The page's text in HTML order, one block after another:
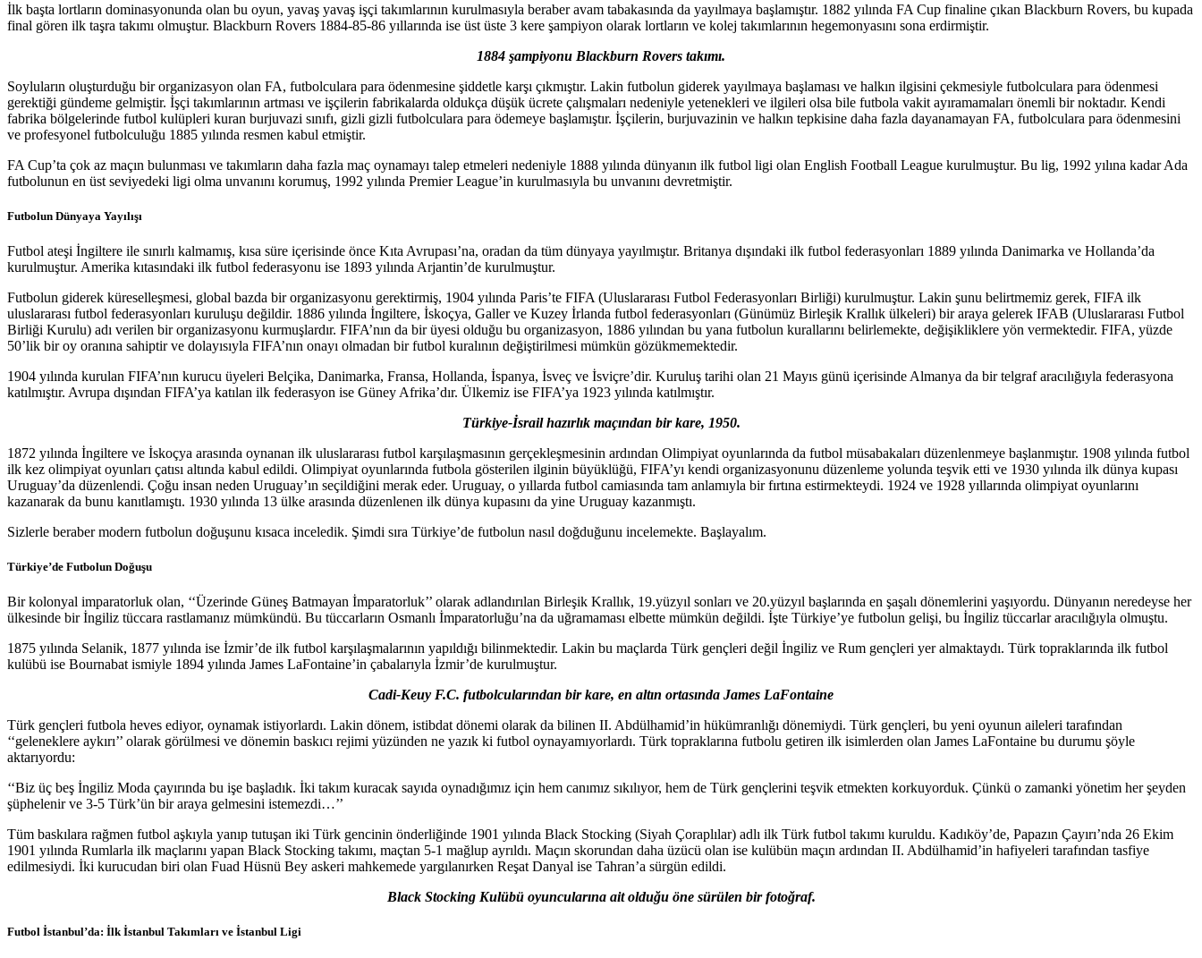
İlk başta lortların dominasyonunda olan bu oyun, yavaş yavaş işçi takımlarının kurulmasıyla beraber avam tabakasında da yayılmaya başlamıştır. 1882 yılında FA Cup finaline çıkan Blackburn Rovers, bu kupada
final gören ilk taşra takımı olmuştur. Blackburn Rovers 1884-85-86 yıllarında ise üst üste 3 kere şampiyon olarak lortların ve kolej takımlarının hegemonyasını sona erdirmiştir.
1884 şampiyonu Blackburn Rovers takımı.
Soyluların oluşturduğu bir organizasyon olan FA, futbolculara para ödenmesine şiddetle karşı çıkmıştır. Lakin futbolun giderek yayılmaya başlaması ve halkın ilgisini çekmesiyle futbolculara para ödenmesi
gerektiği gündeme gelmiştir. İşçi takımlarının artması ve işçilerin fabrikalarda oldukça düşük ücrete çalışmaları nedeniyle yetenekleri ve ilgileri olsa bile futbola vakit ayıramamaları önemli bir noktadır. Kendi
fabrika bölgelerinde futbol kulüpleri kuran burjuvazi sınıfı, gizli gizli futbolculara para ödemeye başlamıştır. İşçilerin, burjuvazinin ve halkın tepkisine daha fazla dayanamayan FA, futbolculara para ödenmesini
ve profesyonel futbolculuğu 1885 yılında resmen kabul etmiştir.
FA Cup’ta çok az maçın bulunması ve takımların daha fazla maç oynamayı talep etmeleri nedeniyle 1888 yılında dünyanın ilk futbol ligi olan English Football League kurulmuştur. Bu lig, 1992 yılına kadar Ada
futbolunun en üst seviyedeki ligi olma unvanını korumuş, 1992 yılında Premier League’in kurulmasıyla bu unvanını devretmiştir.
Futbolun Dünyaya Yayılışı
Futbol ateşi İngiltere ile sınırlı kalmamış, kısa süre içerisinde önce Kıta Avrupası’na, oradan da tüm dünyaya yayılmıştır. Britanya dışındaki ilk futbol federasyonları 1889 yılında Danimarka ve Hollanda’da
kurulmuştur. Amerika kıtasındaki ilk futbol federasyonu ise 1893 yılında Arjantin’de kurulmuştur.
Futbolun giderek küreselleşmesi, global bazda bir organizasyonu gerektirmiş, 1904 yılında Paris’te FIFA (Uluslararası Futbol Federasyonları Birliği) kurulmuştur. Lakin şunu belirtmemiz gerek, FIFA ilk
uluslararası futbol federasyonları kuruluşu değildir. 1886 yılında İngiltere, İskoçya, Galler ve Kuzey İrlanda futbol federasyonları (Günümüz Birleşik Krallık ülkeleri) bir araya gelerek IFAB (Uluslararası Futbol
Birliği Kurulu) adı verilen bir organizasyonu kurmuşlardır. FIFA’nın da bir üyesi olduğu bu organizasyon, 1886 yılından bu yana futbolun kurallarını belirlemekte, değişikliklere yön vermektedir. FIFA, yüzde
50’lik bir oy oranına sahiptir ve dolayısıyla FIFA’nın onayı olmadan bir futbol kuralının değiştirilmesi mümkün gözükmemektedir.
1904 yılında kurulan FIFA’nın kurucu üyeleri Belçika, Danimarka, Fransa, Hollanda, İspanya, İsveç ve İsviçre’dir. Kuruluş tarihi olan 21 Mayıs günü içerisinde Almanya da bir telgraf aracılığıyla federasyona
katılmıştır. Avrupa dışından FIFA’ya katılan ilk federasyon ise Güney Afrika’dır. Ülkemiz ise FIFA’ya 1923 yılında katılmıştır.
Türkiye-İsrail hazırlık maçından bir kare, 1950.
1872 yılında İngiltere ve İskoçya arasında oynanan ilk uluslararası futbol karşılaşmasının gerçekleşmesinin ardından Olimpiyat oyunlarında da futbol müsabakaları düzenlenmeye başlanmıştır. 1908 yılında futbol
ilk kez olimpiyat oyunları çatısı altında kabul edildi. Olimpiyat oyunlarında futbola gösterilen ilginin büyüklüğü, FIFA’yı kendi organizasyonunu düzenleme yolunda teşvik etti ve 1930 yılında ilk dünya kupası
Uruguay’da düzenlendi. Çoğu insan neden Uruguay’ın seçildiğini merak eder. Uruguay, o yıllarda futbol camiasında tam anlamıyla bir fırtına estirmekteydi. 1924 ve 1928 yıllarında olimpiyat oyunlarını
kazanarak da bunu kanıtlamıştı. 1930 yılında 13 ülke arasında düzenlenen ilk dünya kupasını da yine Uruguay kazanmıştı.
Sizlerle beraber modern futbolun doğuşunu kısaca inceledik. Şimdi sıra Türkiye’de futbolun nasıl doğduğunu incelemekte. Başlayalım.
Türkiye’de Futbolun Doğuşu
Bir kolonyal imparatorluk olan, ‘‘Üzerinde Güneş Batmayan İmparatorluk’’ olarak adlandırılan Birleşik Krallık, 19.yüzyıl sonları ve 20.yüzyıl başlarında en şaşalı dönemlerini yaşıyordu. Dünyanın neredeyse her
ülkesinde bir İngiliz tüccara rastlamanız mümkündü. Bu tüccarların Osmanlı İmparatorluğu’na da uğramaması elbette mümkün değildi. İşte Türkiye’ye futbolun gelişi, bu İngiliz tüccarlar aracılığıyla olmuştu.
1875 yılında Selanik, 1877 yılında ise İzmir’de ilk futbol karşılaşmalarının yapıldığı bilinmektedir. Lakin bu maçlarda Türk gençleri değil İngiliz ve Rum gençleri yer almaktaydı. Türk topraklarında ilk futbol
kulübü ise Bournabat ismiyle 1894 yılında James LaFontaine’in çabalarıyla İzmir’de kurulmuştur.
Cadi-Keuy F.C. futbolcularından bir kare, en altın ortasında James LaFontaine
Türk gençleri futbola heves ediyor, oynamak istiyorlardı. Lakin dönem, istibdat dönemi olarak da bilinen II. Abdülhamid’in hükümranlığı dönemiydi. Türk gençleri, bu yeni oyunun aileleri tarafından
‘‘geleneklere aykırı’’ olarak görülmesi ve dönemin baskıcı rejimi yüzünden ne yazık ki futbol oynayamıyorlardı. Türk topraklarına futbolu getiren ilk isimlerden olan James LaFontaine bu durumu şöyle
aktarıyordu:
‘‘Biz üç beş İngiliz Moda çayırında bu işe başladık. İki takım kuracak sayıda oynadığımız için hem canımız sıkılıyor, hem de Türk gençlerini teşvik etmekten korkuyorduk. Çünkü o zamanki yönetim her şeyden
şüphelenir ve 3-5 Türk’ün bir araya gelmesini istemezdi…’’
Tüm baskılara rağmen futbol aşkıyla yanıp tutuşan iki Türk gencinin önderliğinde 1901 yılında Black Stocking (Siyah Çoraplılar) adlı ilk Türk futbol takımı kuruldu. Kadıköy’de, Papazın Çayırı’nda 26 Ekim
1901 yılında Rumlarla ilk maçlarını yapan Black Stocking takımı, maçtan 5-1 mağlup ayrıldı. Maçın skorundan daha üzücü olan ise kulübün maçın ardından II. Abdülhamid’in hafiyeleri tarafından tasfiye
edilmesiydi. İki kurucudan biri olan Fuad Hüsnü Bey askeri mahkemede yargılanırken Reşat Danyal ise Tahran’a sürgün edildi.
Black Stocking Kulübü oyuncularına ait olduğu öne sürülen bir fotoğraf.
Futbol İstanbul’da: İlk İstanbul Takımları ve İstanbul Ligi